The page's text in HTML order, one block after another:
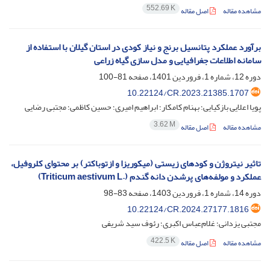
مشاهده مقاله اصل مقاله 552.69 K
برآورد عملکرد پتانسیل برنج و نیاز کودی در استان گیلان با استفاده از
سامانه اطلاعات جغرافیایی و مدل سازی گیاه زراعی
دوره 12، شماره 1، فروردین 1401، صفحه
81-100
10.22124/CR.2023.21385.1707
پویا اعلایی بازکیایی؛ بهنام کامکار؛ ابراهیم امیری؛ حسین کاظمی؛ مجتبی رضایی
مشاهده مقاله اصل مقاله 3.62 M
تاثیر نیتروژن و کودهای زیستی (میکوریزا و ازتوباکتر) بر محتوای کلروفیل،
عملکرد و مولفه‌های پرشدن دانه گندم‎ ‎‏(‏Triticum aestivum L.‎‏) ‏
دوره 14، شماره 1، فروردین 1403، صفحه
83-98
10.22124/CR.2024.27177.1816
مجتبی یزدانی؛ غلام‌عباس اکبری؛ رئوف سید شریفی
مشاهده مقاله اصل مقاله 422.5 K